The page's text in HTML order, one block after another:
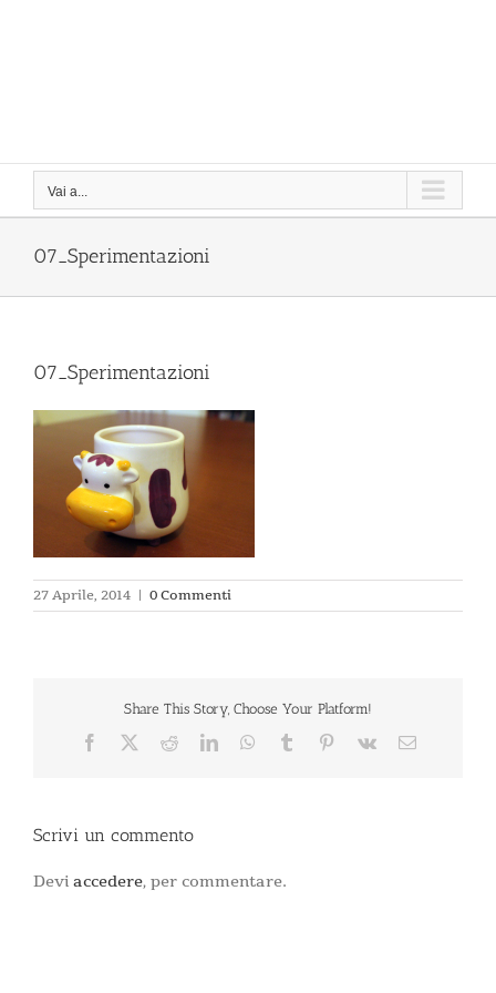
Vai a...
07_Sperimentazioni
07_Sperimentazioni
27 Aprile, 2014 | 0 Commenti
Share This Story, Choose Your Platform!
Facebook RedditLinkedInWhatsApp
Tumblr Pinterest
Vk Email
Scrivi un commento
Devi accedere, per commentare.